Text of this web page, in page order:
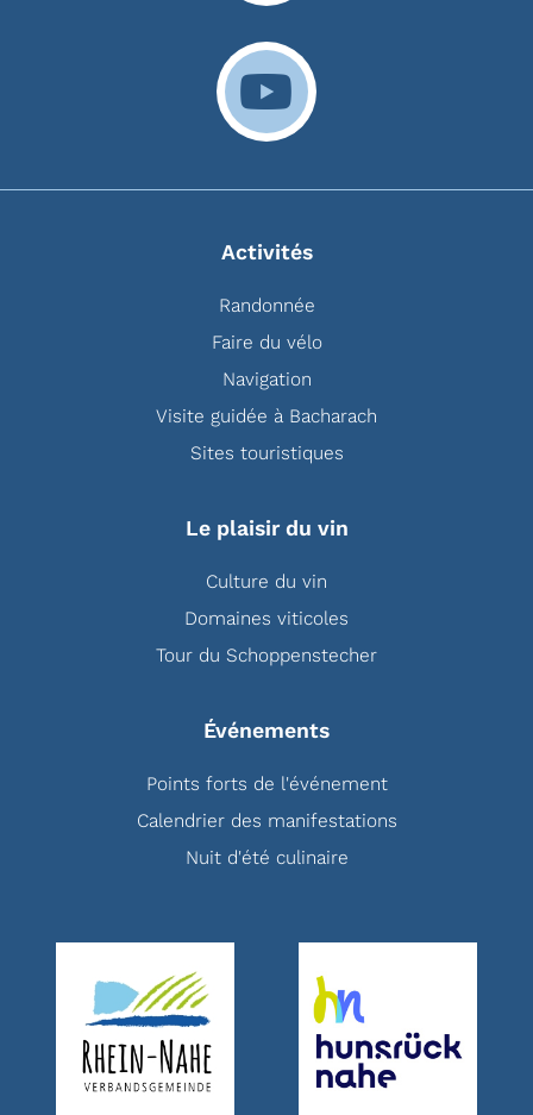
Activités
Randonnée
Faire du vélo
Navigation
Visite guidée à Bacharach
Sites touristiques
Le plaisir du vin
Culture du vin
Domaines viticoles
Tour du Schoppenstecher
Événements
Points forts de l'événement
Calendrier des manifestations
Nuit d'été culinaire